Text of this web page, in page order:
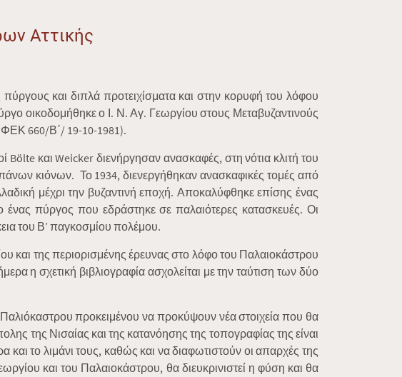
Αττικής
και διπλά προτειχίσματα και στην κορυφή του λόφου
οικοδομήθηκε ο Ι. Ν. Αγ. Γεωργίου στους Μεταβυζαντινούς
660/Β΄/ 19-10-1981).
και Weicker διενήργησαν ανασκαφές, στη νότια κλιτή του
κιόνων. Το 1934, διενεργήθηκαν ανασκαφικές τομές από
μέχρι την βυζαντινή εποχή. Αποκαλύφθηκε επίσης ένας
πύργος που εδράστηκε σε παλαιότερες κατασκευές. Οι
του Β’ παγκοσμίου πολέμου.
της περιορισμένης έρευνας στο λόφο του Παλαιοκάστρου
η σχετική βιβλιογραφία ασχολείται με την ταύτιση των δύο
προκειμένου να προκύψουν νέα στοιχεία που θα
της Νισαίας και της κατανόησης της τοπογραφίας της είναι
το λιμάνι τους, καθώς και να διαφωτιστούν οι απαρχές της
και του Παλαιοκάστρου, θα διευκρινιστεί η φύση και θα